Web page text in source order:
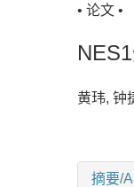
• 论文 •
黄玮, 钟
摘要/